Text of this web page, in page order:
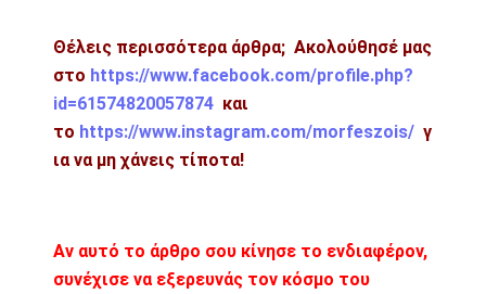
Θέλεις περισσότερα άρθρα; Ακολούθησέ μας
στο https://www.facebook.com/profile.php?
id=61574820057874 και
το https://www.instagram.com/morfeszois/ γ
ια να μη χάνεις τίποτα!
Αν αυτό το άρθρο σου κίνησε το ενδιαφέρον,
συνέχισε να εξερευνάς τον κόσμο του